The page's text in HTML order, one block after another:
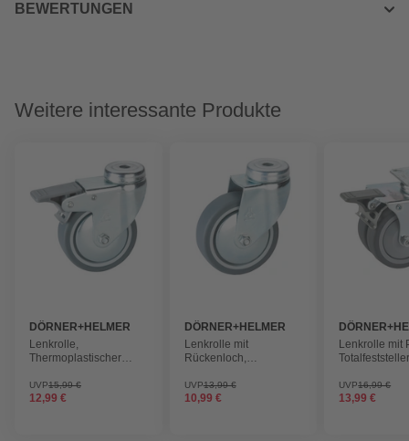
BEWERTUNGEN
Weitere interessante Produkte
DÖRNER+HELMER
Lenkrolle,
Thermoplastischer
silberfarben, mit
Rückenloch und
UVP15,99 €
12,99 €
DÖRNER+HELMER
Lenkrolle mit
Rückenloch,
Kunststoff (TPE),
silberfarben
UVP13,99 €
10,99 €
Lenkrolle mit
Kunststoff
silberfarben
UVP16,99 €
13,99 €